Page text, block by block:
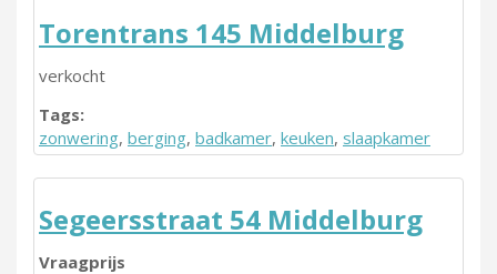
Torentrans 145 Middelburg
verkocht
Tags:
zonwering, berging, badkamer, keuken, slaapkamer
Segeersstraat 54 Middelburg
Vraagprijs